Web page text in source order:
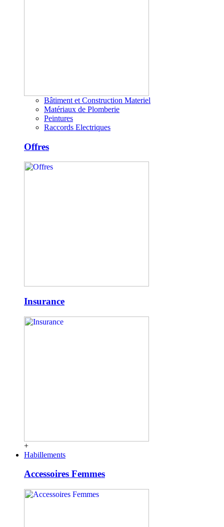
Bâtiment et Construction Materiel
Matériaux de Plomberie
Peintures
Raccords Electriques
Offres
Insurance
+
Habillements
Accessoires Femmes